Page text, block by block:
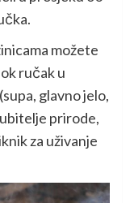
možete
ručak u
glavno jelo,
prirode,
za uživanje